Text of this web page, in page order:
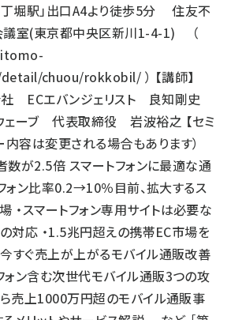
丁堀駅」出口A4より徒歩5分 住友不
議室(東京都中央区新川1-4-1) （
chuou/rokkobil/ ） 【講師】
社 ECエバンジェリスト 良知剛史
ェーブ 代表取締役 岩波裕之 【セミ
内容は変更される場合もあります）
数が2.5倍 スマートフォンに最適な通
ォン比率0.2→10％目前、拡大するス
・スマートフォン専用サイトは必要な
の対応 ・1.5兆円超えの携帯EC市場を
すぐ売上が上がるモバイル通販改善
ォン含む次世代モバイル通販3つの攻
ら売上1000万円超のモバイル通販事